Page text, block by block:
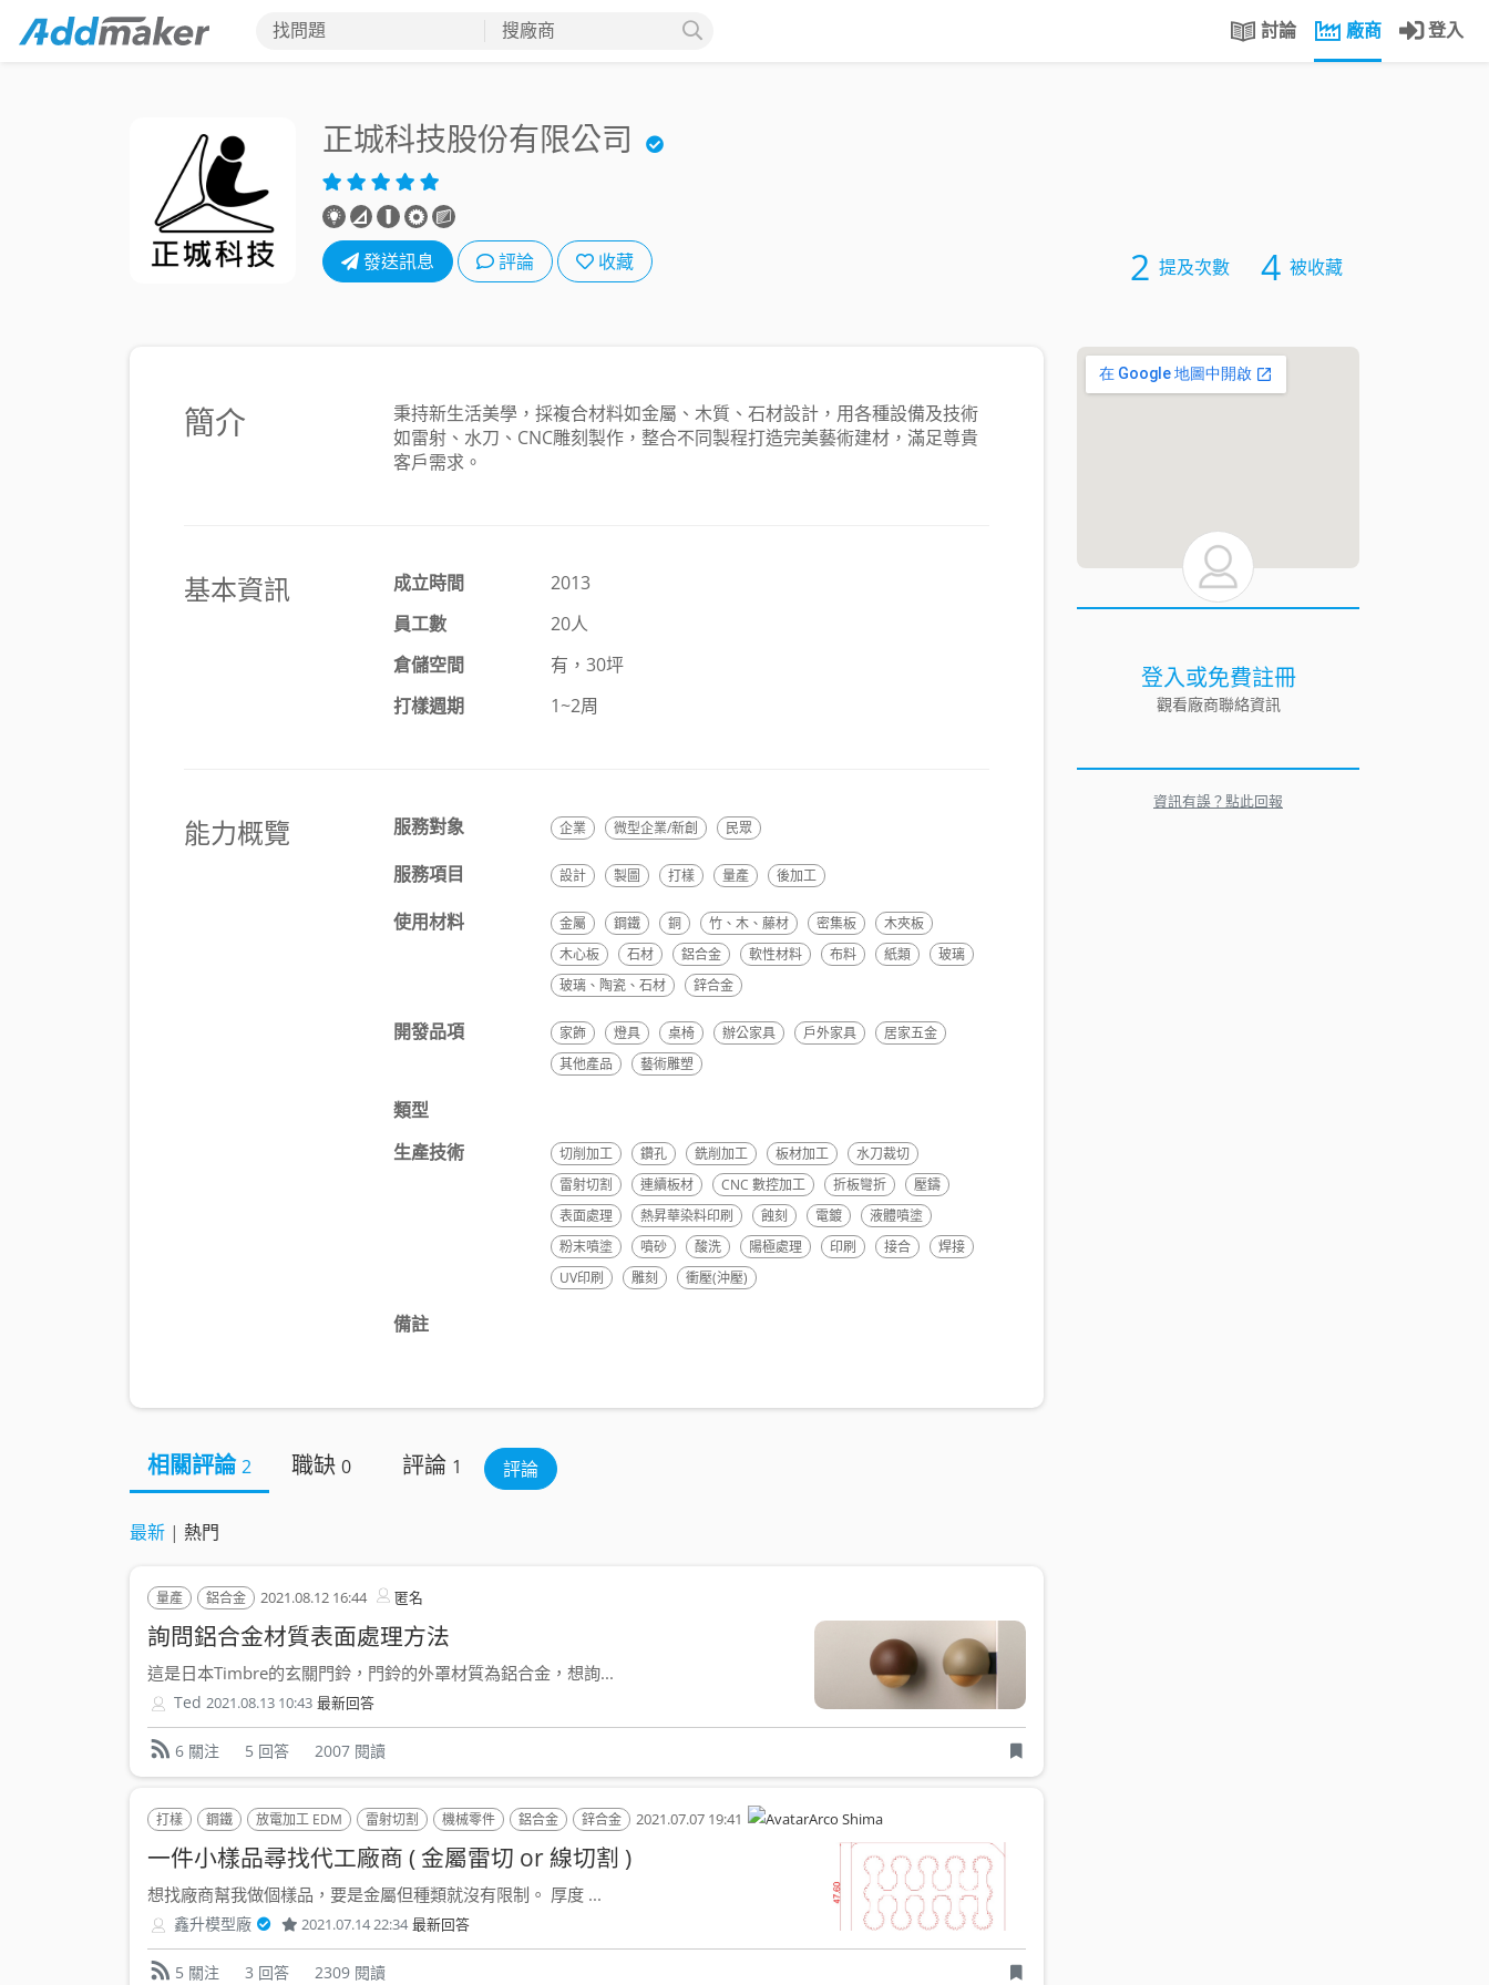
找問題 搜廠商 討論 廠商 登入
正城科技股份有限公司
發送訊息 評論 收藏 2 提及次數 4 被收藏
登入或免費註冊
觀看廠商聯絡資訊
資訊有誤？點此回報
簡介
秉持新生活美學，採複合材料如金屬、木質、石材設計，用各種設備及技術
如雷射、水刀、CNC雕刻製作，整合不同製程打造完美藝術建材，滿足尊貴
客戶需求。
基本資訊 成立時間
2013
員工數
20人
倉儲空間
有，30坪
打樣週期
1~2周
能力概覽 服務對象 企業 微型企業/新創 民眾
服務項目 設計 製圖 打樣 量產 後加工
使用材料 金屬 鋼鐵 銅 竹、木、藤材 密集板
木夾板
木心板
石材 鋁合金 軟性材料 布料 紙類
玻璃
玻璃、陶瓷、石材
鋅合金
開發品項 家飾 燈具 桌椅 辦公家具 戶外家具
居家五金
其他產品
藝術雕塑
類型
生產技術
切削加工 鑽孔 銑削加工 板材加工
水刀裁切
雷射切割
連續板材 CNC 數控加工 折板彎折
壓鑄
表面處理
熱昇華染料印刷 蝕刻 電鍍
液體噴塗
粉末噴塗
噴砂 酸洗 陽極處理 印刷 接合
焊接
UV印刷
雕刻 衝壓(沖壓)
備註
相關評論2 職缺 0 評論 1 評論
最新 | 熱門
量產 鋁合金 2021.08.12 16:44 匿名
詢問鋁合金材質表面處理方法
這是日本Timbre的玄關門鈴，門鈴的外罩材質為鋁合金，想詢...
Ted 2021.08.13 10:43 最新回答
6 關注 5 回答 2007 閱讀
打樣 鋼鐵 放電加工 EDM 雷射切割 機械零件 鋁合金 鋅合金 2021.07.07 19:41 Arco Shima
一件小樣品尋找代工廠商 ( 金屬雷切 or 線切割 )
想找廠商幫我做個樣品，要是金屬但種類就沒有限制。 厚度 ...
鑫升模型廠 2021.07.14 22:34 最新回答
5 關注 3 回答 2309 閱讀